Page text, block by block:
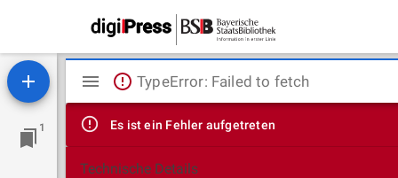
1
Mirador
Viewer
TypeError: Failed to fetch
Es ist ein Fehler aufgetreten
Technische Details